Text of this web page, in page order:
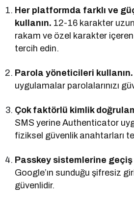
Her platformda farklı ve
kullanın. 12-16 karakter
rakam ve özel karakter
tercih edin.
Parola yöneticileri kullanın.
uygulamalar parolalarınızı
Çok faktörlü kimlik
SMS yerine Authenticator
fiziksel güvenlik anahtarları
Passkey sistemlerine geçiş
Google’ın sunduğu şifresiz
güvenlidir.